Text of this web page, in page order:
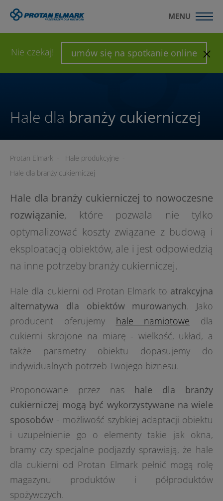
Nie czekaj! umów się na spotkanie online
MENU
WYŚLIJ ZAPYTANIE SKONFIGURUJ HALĘ
Hale dla branży cukierniczej
Protan Elmark - Hale produkcyjne -
Hale dla branży cukierniczej
Hale dla branży cukierniczej to nowoczesne
rozwiązanie, które pozwala nie tylko
optymalizować koszty związane z budową i
eksploatacją obiektów, ale i jest odpowiedzią
na inne potrzeby branży cukierniczej.
Hale dla cukierni od Protan Elmark to atrakcyjna
alternatywa dla obiektów murowanych. Jako
producent oferujemy hale namiotowe dla
cukierni skrojone na miarę - wielkość, układ, a
także parametry obiektu dopasujemy do
indywidualnych potrzeb Twojego biznesu.
Proponowane przez nas hale dla branży
cukierniczej mogą być wykorzystywane na wiele
sposobów - możliwość szybkiej adaptacji obiektu
i uzupełnienie go o elementy takie jak okna,
bramy czy specjalne podjazdy sprawiają, że hale
dla cukierni od Protan Elmark pełnić mogą rolę
magazynu produktów i półproduktów
spożywczych.